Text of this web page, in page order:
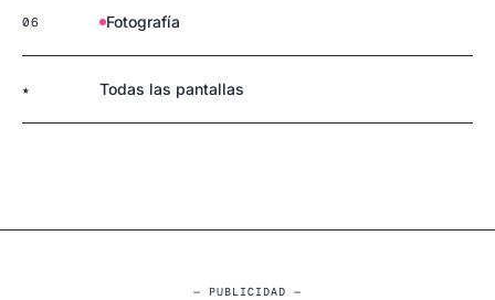
06 Fotografía
★ Todas las pantallas
— PUBLICIDAD —